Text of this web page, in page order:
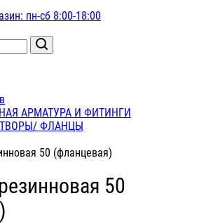
пн-сб 8:00-18:00
АРМАТУРА И ФИТИНГИ
ФЛАНЦЫ
50 (фланцевая)
50